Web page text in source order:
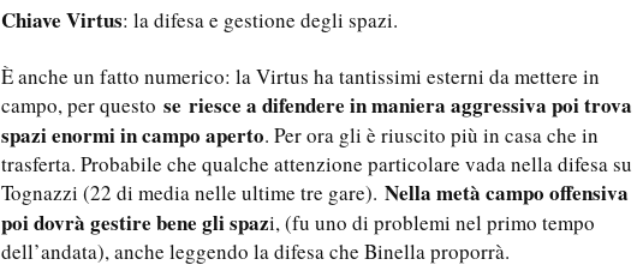
Chiave Virtus: la difesa e gestione degli spazi.
È anche un fatto numerico: la Virtus ha tantissimi esterni da mettere in
campo, per questo se riesce a difendere in maniera aggressiva poi trova
spazi enormi in campo aperto. Per ora gli è riuscito più in casa che in
trasferta. Probabile che qualche attenzione particolare vada nella difesa su
Tognazzi (22 di media nelle ultime tre gare). Nella metà campo offensiva
poi dovrà gestire bene gli spazi, (fu uno di problemi nel primo tempo
dell’andata), anche leggendo la difesa che Binella proporrà.